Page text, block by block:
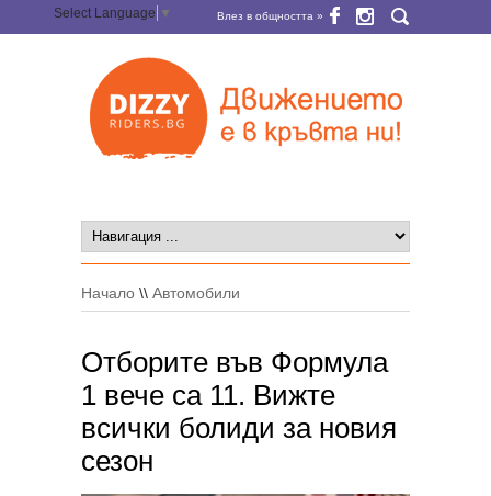
Select Language ▼ Влез в общността »
Начало \\ Автомобили
Отборите във Формула
1 вече са 11. Вижте
всички болиди за новия
сезон